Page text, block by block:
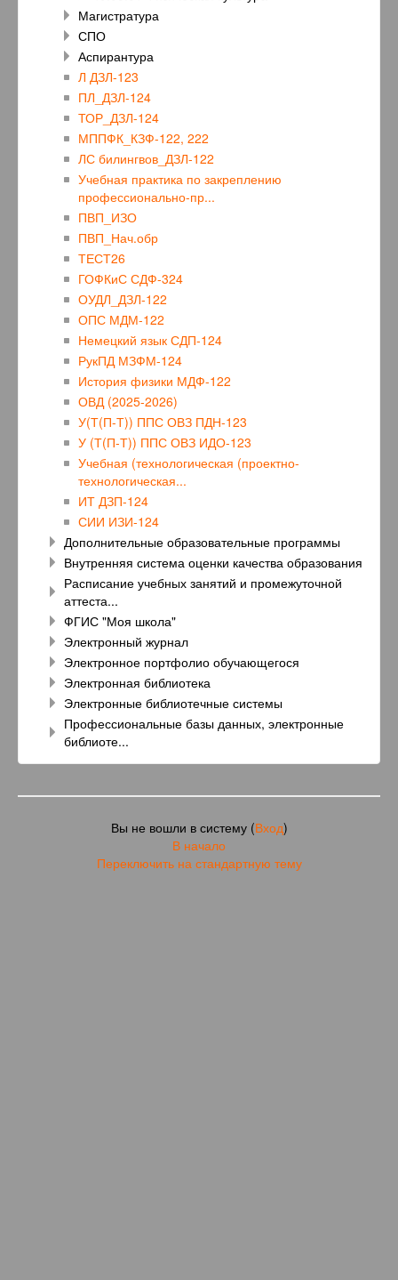
Магистратура
СПО
Аспирантура
Л ДЗЛ-123
ПЛ_ДЗЛ-124
ТОР_ДЗЛ-124
МППФК_КЗФ-122, 222
ЛС билингвов_ДЗЛ-122
Учебная практика по закреплению
профессионально-пр...
ПВП_ИЗО
ПВП_Нач.обр
ТЕСТ26
ГОФКиС СДФ-324
ОУДЛ_ДЗЛ-122
ОПС МДМ-122
Немецкий язык СДП-124
РукПД МЗФМ-124
История физики МДФ-122
ОВД (2025-2026)
У(Т(П-Т)) ППС ОВЗ ПДН-123
У (Т(П-Т)) ППС ОВЗ ИДО-123
Учебная (технологическая (проектно-
технологическая...
ИТ ДЗП-124
СИИ ИЗИ-124
Дополнительные образовательные программы
Внутренняя система оценки качества образования
Расписание учебных занятий и промежуточной
аттеста...
ФГИС "Моя школа"
Электронный журнал
Электронное портфолио обучающегося
Электронная библиотека
Электронные библиотечные системы
Профессиональные базы данных, электронные
библиоте...
Вы не вошли в систему (Вход)
В начало
Переключить на стандартную тему